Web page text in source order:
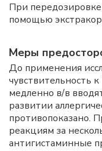
При
помощью
Меры
До применения
чувствительность
медленно в/в
развитии
противопоказано.
реакциям за
антигистаминные